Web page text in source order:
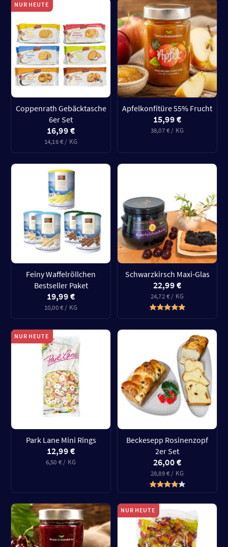
NUR HEUTE
Coppenrath Gebäcktasche
6er Set
16,99 €
14,16 € / KG
Apfelkonfitüre 55% Frucht
15,99 €
38,07 € / KG
Feiny Waffelröllchen
Bestseller Paket
19,99 €
10,00 € / KG
Schwarzkirsch Maxi-Glas
22,99 €
24,72 € / KG
NUR HEUTE
Park Lane Mini Rings
12,99 €
6,50 € / KG
Beckesepp Rosinenzopf
2er Set
26,00 €
28,89 € / KG
NUR HEUTE